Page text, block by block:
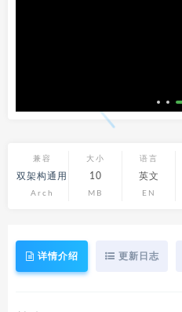
兼容
双架构通用
Arch
大小
10
MB
语言
英文
EN
详情介绍 更新日志